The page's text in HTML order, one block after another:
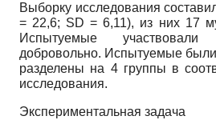
Выборку исследования
= 22,6; SD = 6,11), из них 17
Испытуемые
добровольно. Испытуемые
разделены на 4 группы в
исследования.
Экспериментальная задача